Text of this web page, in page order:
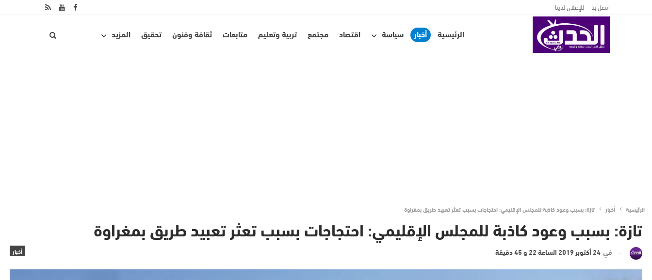
اتصل بنا للإعلان لدينا
الرئيسية أخبار سياسة اقتصاد مجتمع تربية وتعليم متابعات ثقافة وفنون تحقيق المزيد
الرئيسية أخبار تازة: بسبب وعود كاذبة للمجلس الإقليمي: احتجاجات بسبب تعثر تعبيد طريق بمغراوة
تازة: بسبب وعود كاذبة للمجلس الإقليمي: احتجاجات بسبب تعثر تعبيد طريق بمغراوة
أخبار في24 أكتوبر 2019 الساعة 22 و 45 دقيقة